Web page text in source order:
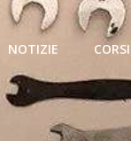
NOTIZIE CORSI